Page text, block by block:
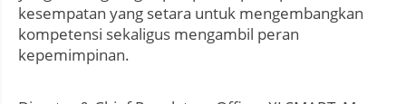
kesempatan yang setara untuk mengembangkan
kompetensi sekaligus mengambil peran
kepemimpinan.